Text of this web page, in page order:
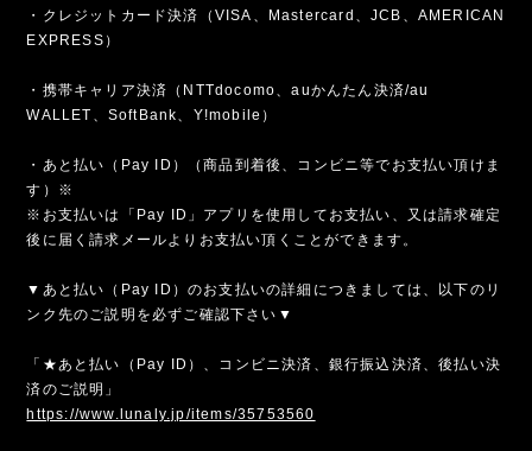
・クレジットカード決済（VISA、Mastercard、JCB、AMERICAN
EXPRESS）
・携帯キャリア決済（NTTdocomo、auかんたん決済/au
WALLET、SoftBank、Y!mobile）
・あと払い（Pay ID）（商品到着後、コンビニ等でお支払い頂けま
す）※
※お支払いは「Pay ID」アプリを使用してお支払い、又は請求確定
後に届く請求メールよりお支払い頂くことができます。
▼あと払い（Pay ID）のお支払いの詳細につきましては、以下のリ
ンク先のご説明を必ずご確認下さい▼
「★あと払い（Pay ID）、コンビニ決済、銀行振込決済、後払い決
済のご説明」
https://www.lunaly.jp/items/35753560